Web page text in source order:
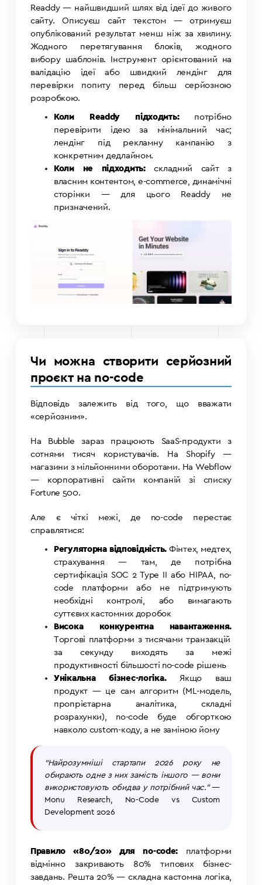
Readdy — найшвидший шлях від ідеї до живого
сайту. Описуєш сайт текстом — отримуєш
опублікований результат менш ніж за хвилину.
Жодного перетягування блоків, жодного
вибору шаблонів. Інструмент орієнтований на
валідацію ідеї або швидкий лендінг для
перевірки попиту перед більш серйозною
розробкою.
Коли Readdy підходить:потрібно
перевірити ідею за мінімальний час;
лендінг під рекламну кампанію з
конкретним дедлайном.
Коли не підходить:складний сайт з
власним контентом, e-commerce, динамічні
сторінки — для цього Readdy не
призначений.
Чи можна створити серйозний
проєкт на no-code
Відповідь залежить від того, що вважати
«серйозним».
На Bubble зараз працюють SaaS-продукти з
сотнями тисяч користувачів. На Shopify —
магазини з мільйонними оборотами. На Webflow
— корпоративні сайти компаній зі списку
Fortune 500.
Але є чіткі межі, де no-code перестає
справлятися:
Регуляторна відповідність.Фінтех, медтех,
страхування — там, де потрібна
сертифікація SOC 2 Type II або HIPAA, no-
code платформи або не підтримують
необхідні контролі, або вимагають
суттєвих кастомних доробок
Висока конкурентна навантаження.
Торгові платформи з тисячами транзакцій
за секунду виходять за межі
продуктивності більшості no-code рішень
Унікальна бізнес-логіка.Якщо ваш
продукт — це сам алгоритм (ML-модель,
пропрієтарна аналітика, складні
розрахунки), no-code буде обгорткою
навколо custom-коду, а не заміною йому
“Найрозумніші стартапи 2026 року не
обирають одне з них замість іншого — вони
використовують обидва у потрібний час.”—
Monu Research, No-Code vs Custom
Development 2026
Правило «80/20» для no-code: платформи
відмінно закривають 80% типових бізнес-
завдань. Решта 20% — складна кастомна логіка,